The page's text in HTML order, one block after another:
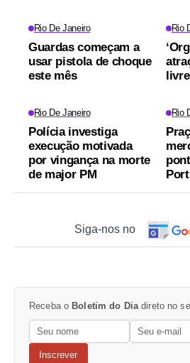
Rio De Janeiro
Guardas começam a
usar pistola de choque
este mês
Rio
Rio De Janeiro
Polícia investiga
execução motivada
por vingança na morte
de major PM
Rio
Siga-nos no
Receba o Boletim do Diadireto no
Inscrever